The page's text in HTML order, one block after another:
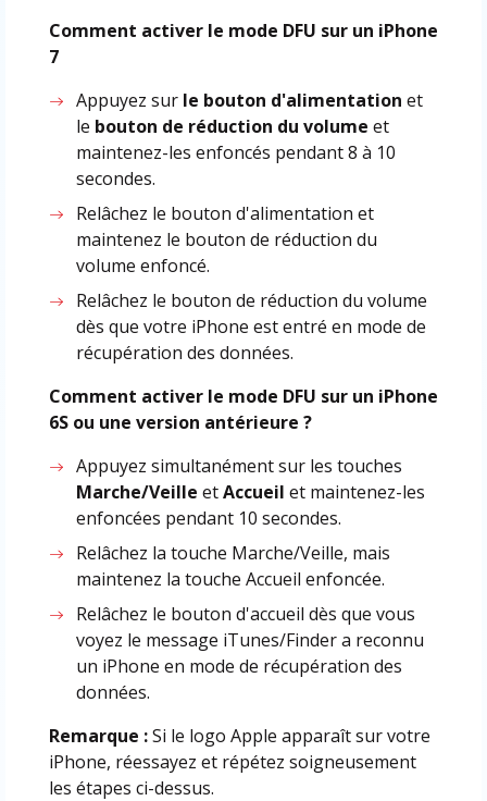
Comment activer le mode DFU sur un iPhone
7
Appuyez sur le bouton d'alimentationet
le bouton de réduction du volumeet
maintenez-les enfoncés pendant 8 à 10
secondes.
Relâchez le bouton d'alimentation et
maintenez le bouton de réduction du
volume enfoncé.
Relâchez le bouton de réduction du volume
dès que votre iPhone est entré en mode de
récupération des données.
Comment activer le mode DFU sur un iPhone
6S ou une version antérieure ?
Appuyez simultanément sur les touches
Marche/VeilleetAccueilet maintenez-les
enfoncées pendant 10 secondes.
Relâchez la touche Marche/Veille, mais
maintenez la touche Accueil enfoncée.
Relâchez le bouton d'accueil dès que vous
voyez le message iTunes/Finder a reconnu
un iPhone en mode de récupération des
données.
Remarque :Si le logo Apple apparaît sur votre
iPhone, réessayez et répétez soigneusement
les étapes ci-dessus.